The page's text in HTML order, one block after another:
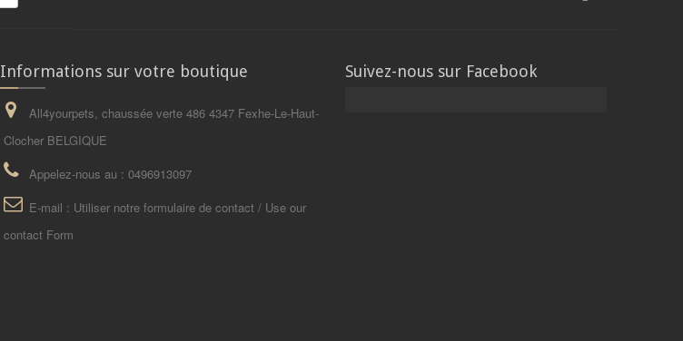
Informations sur votre boutique
All4yourpets, chaussée verte 486 4347 Fexhe-Le-Haut-
Clocher BELGIQUE
Appelez-nous au : 0496913097
E-mail : Utiliser notre formulaire de contact / Use our
contact Form
Suivez-nous sur Facebook